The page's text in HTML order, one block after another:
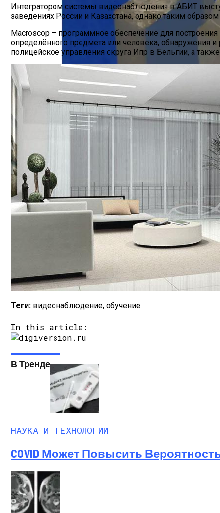
Планируется Создание Завода По
Интегратором системы видеонаблюдения в АБИТ
заведениях России и Казахстана, однако таким
Macroscop – программное обеспечение для
определённого предмета или человека, обнаружения
полицейское управления округа Ипр в Бельгии, а
Теги: видеонаблюдение, обучение
In this article:
В Тренде
НАУКА И ТЕХНОЛОГИИ
COVID Может Повысить